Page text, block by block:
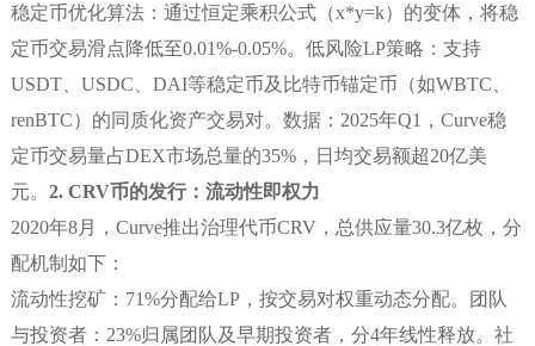
稳定币优化算法：通过恒定乘积公式（x*y=k）的变体，将稳
定币交易滑点降低至0.01%-0.05%。低风险LP策略：支持
USDT、USDC、DAI等稳定币及比特币锚定币（如WBTC、
renBTC）的同质化资产交易对。数据：2025年Q1，Curve稳
定币交易量占DEX市场总量的35%，日均交易额超20亿美
元。 2. CRV币的发行：流动性即权力
2020年8月，Curve推出治理代币CRV，总供应量30.3亿枚，分
配机制如下：
流动性挖矿：71%分配给LP，按交易对权重动态分配。团队
与投资者：23%归属团队及早期投资者，分4年线性释放。社